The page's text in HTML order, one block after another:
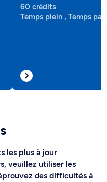
60 crédits
Temps plein , Temps
les plus à jour
veuillez utiliser les
des difficultés à